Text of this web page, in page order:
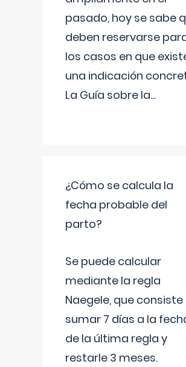
pasado, hoy se sabe
deben reservarse
los casos en que
una indicación
La Guía sobre la...
¿Cómo se calcula la
fecha probable del
parto?
Se puede calcular
mediante la regla
Naegele, que consiste
sumar 7 días a la
de la última regla y
restarle 3 meses.